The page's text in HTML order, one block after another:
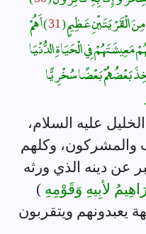
الْقَرْيَتَيْنِ عَظِيمٍ ( ) أَهُمْ
فِي الْحَيَاةِ الدُّنْيَا
بَعْضُهُمْ بَعْضًا سُخْرِيًّا
عليه السلام،
والمشركون، وكلهم
عن دينه الذي ورثه
لأبِيهِ وَقَوْمِهِ )
يعبدونهم ويتقربون